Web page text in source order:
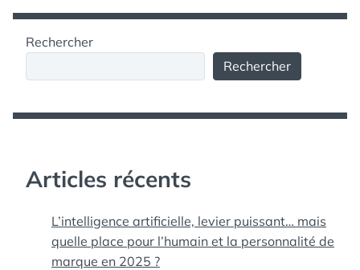
Rechercher
Rechercher
Articles récents
L’intelligence artificielle, levier puissant… mais
quelle place pour l’humain et la personnalité de
marque en 2025 ?